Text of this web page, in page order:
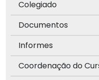
Colegiado
Documentos
Informes
Coordenação do